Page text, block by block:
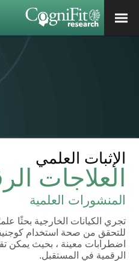
الإثبات العلمي
العلاجات
المنشورات العلمية
تجري الكيانات الخارجية بحثًا
للتحقق من صحة استخدام
اضطرابات معينة ، بحيث يمكن
الرقمية في المستقبل.